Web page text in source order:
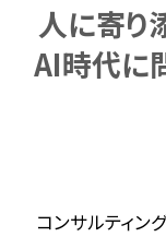
働く環境
人に寄り
AI時代に
コンサルティン